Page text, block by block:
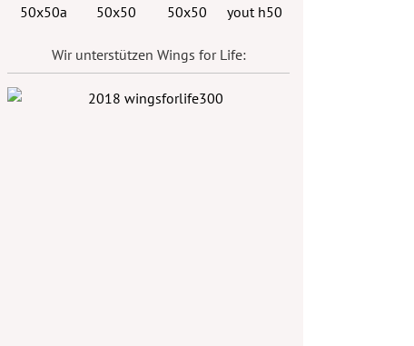
Wir unterstützen Wings for Life: